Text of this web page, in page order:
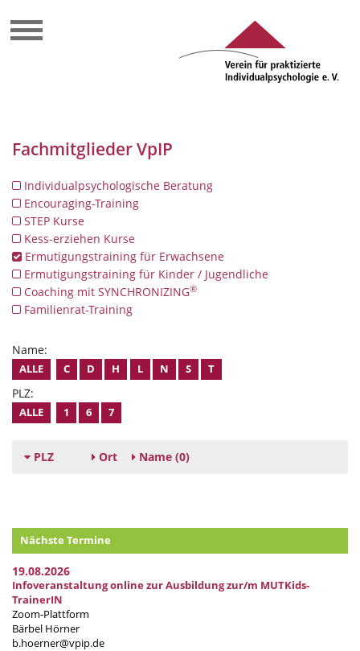
Fachmitglieder VpIP
Individualpsychologische Beratung
Encouraging-Training
STEP Kurse
Kess-erziehen Kurse
Ermutigungstraining für Erwachsene
Ermutigungstraining für Kinder / Jugendliche
Coaching mit SYNCHRONIZING®
Familienrat-Training
Name:
ALLE C D H L N S T
PLZ:
ALLE 1 6 7
PLZ Ort Name (0)
Nächste Termine
19.08.2026
Infoveranstaltung online zur Ausbildung zur/m MUTKids-
TrainerIN
Zoom-Plattform
Bärbel Hörner
b.hoerner@vpip.de